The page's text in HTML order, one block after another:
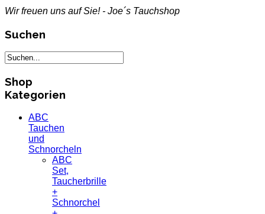
Wir freuen uns auf Sie! - Joe´s Tauchshop
Suchen
Shop
Kategorien
ABC
Tauchen
und
Schnorcheln
ABC
Set,
Taucherbrille
+
Schnorchel